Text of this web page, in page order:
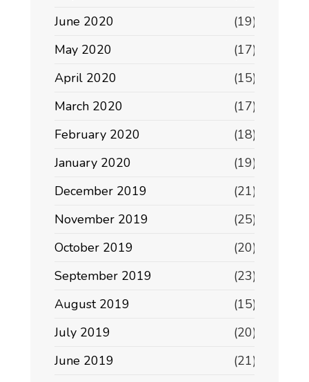
June 2020
(19)
May 2020
(17)
April 2020
(15)
March 2020
(17)
February 2020
(18)
January 2020
(19)
December 2019
(21)
November 2019
(25)
October 2019
(20)
September 2019
(23)
August 2019
(15)
July 2019
(20)
June 2019
(21)